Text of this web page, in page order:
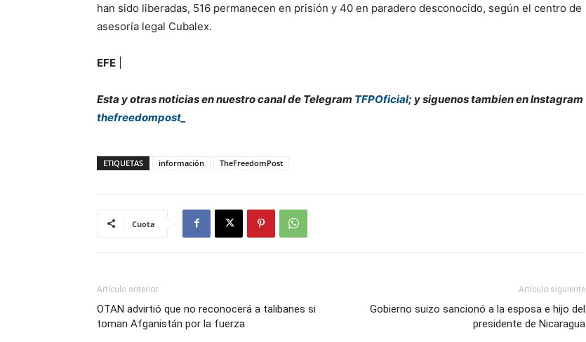
han sido liberadas, 516 permanecen en prisión y 40 en paradero desconocido, según el centro de
asesoría legal Cubalex.
EFE
Esta y otras noticias en nuestro canal de Telegram TFPOficial; y siguenos tambien en Instagram
thefreedompost_
ETIQUETAS información TheFreedomPost
Cuota
Artículo anterior
OTAN advirtió que no reconocerá a talibanes si
toman Afganistán por la fuerza
Artículo siguiente
Gobierno suizo sancionó a la esposa e hijo del
presidente de Nicaragua